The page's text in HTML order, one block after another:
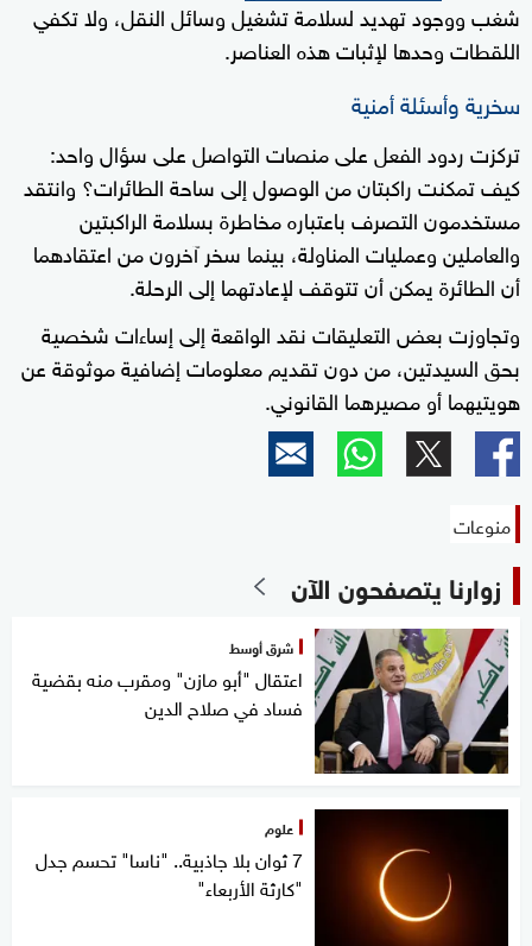
شغب ووجود تهديد لسلامة تشغيل وسائل النقل، ولا تكفي
اللقطات وحدها لإثبات هذه العناصر.
سخرية وأسئلة أمنية
تركزت ردود الفعل على منصات التواصل على سؤال واحد:
كيف تمكنت راكبتان من الوصول إلى ساحة الطائرات؟ وانتقد
مستخدمون التصرف باعتباره مخاطرة بسلامة الراكبتين
والعاملين وعمليات المناولة، بينما سخر آخرون من اعتقادهما
أن الطائرة يمكن أن تتوقف لإعادتهما إلى الرحلة.
وتجاوزت بعض التعليقات نقد الواقعة إلى إساءات شخصية
بحق السيدتين، من دون تقديم معلومات إضافية موثوقة عن
هويتيهما أو مصيرهما القانوني.
منوعات
زوارنا يتصفحون الآن
شرق أوسط
اعتقال "أبو مازن" ومقرب منه بقضية
فساد في صلاح الدين
علوم
7 ثوان بلا جاذبية.. "ناسا" تحسم جدل
"كارثة الأربعاء"